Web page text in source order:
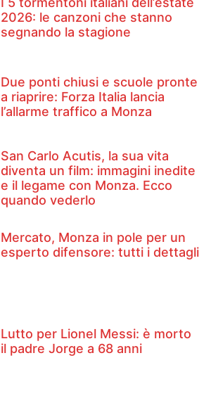
2026: le canzoni che stanno
segnando la stagione
Due ponti chiusi e scuole pronte
a riaprire: Forza Italia lancia
l’allarme traffico a Monza
San Carlo Acutis, la sua vita
diventa un film: immagini inedite
e il legame con Monza. Ecco
quando vederlo
Mercato, Monza in pole per un
esperto difensore: tutti i dettagli
Lutto per Lionel Messi: è morto
il padre Jorge a 68 anni